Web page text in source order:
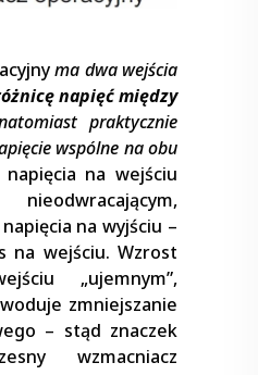
ma dwa wejścia
napięć między
praktycznie
wspólne na obu
na wejściu
na wyjściu –
na wejściu. Wzrost
„ujemnym”,
zmniejszanie
– stąd znaczek
wzmacniacz